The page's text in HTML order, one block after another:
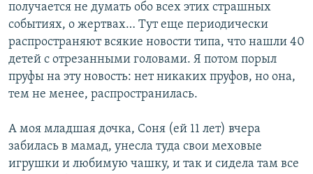
получается не думать обо всех этих страшных
событиях, о жертвах… Тут еще периодически
распространяют всякие новости типа, что нашли 40
детей с отрезанными головами. Я потом порыл
пруфы на эту новость: нет никаких пруфов, но она,
тем не менее, распространилась.
А моя младшая дочка, Соня (ей 11 лет) вчера
забилась в мамад, унесла туда свои меховые
игрушки и любимую чашку, и так и сидела там все